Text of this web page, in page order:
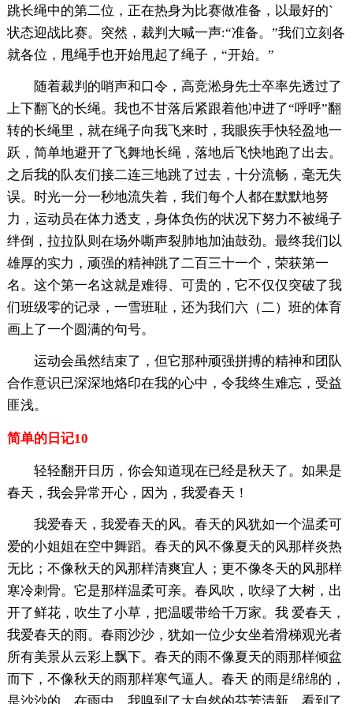
跳长绳中的第二位，正在热身为比赛做准备，以最好的`
状态迎战比赛。突然，裁判大喊一声:“准备。”我们立刻各
就各位，甩绳手也开始甩起了绳子，“开始。”
随着裁判的哨声和口令，高竞淞身先士卒率先透过了
上下翻飞的长绳。我也不甘落后紧跟着他冲进了“呼呼”翻
转的长绳里，就在绳子向我飞来时，我眼疾手快轻盈地一
跃，简单地避开了飞舞地长绳，落地后飞快地跑了出去。
之后我的队友们接二连三地跳了过去，十分流畅，毫无失
误。时光一分一秒地流失着，我们每个人都在默默地努
力，运动员在体力透支，身体负伤的状况下努力不被绳子
绊倒，拉拉队则在场外嘶声裂肺地加油鼓劲。最终我们以
雄厚的实力，顽强的精神跳了二百三十一个，荣获第一
名。这个第一名这就是难得、可贵的，它不仅仅突破了我
们班级零的记录，一雪班耻，还为我们六（二）班的体育
画上了一个圆满的句号。
运动会虽然结束了，但它那种顽强拼搏的精神和团队
合作意识已深深地烙印在我的心中，令我终生难忘，受益
匪浅。
简单的日记10
轻轻翻开日历，你会知道现在已经是秋天了。如果是
春天，我会异常开心，因为，我爱春天！
我爱春天，我爱春天的风。春天的风犹如一个温柔可
爱的小姐姐在空中舞蹈。春天的风不像夏天的风那样炎热
无比；不像秋天的风那样清爽宜人；更不像冬天的风那样
寒冷刺骨。它是那样温柔可亲。春风吹，吹绿了大树，出
开了鲜花，吹生了小草，把温暖带给千万家。我 爱春天，
我爱春天的雨。春雨沙沙，犹如一位少女坐着滑梯观光者
所有美景从云彩上飘下。春天的雨不像夏天的雨那样倾盆
而下，不像秋天的雨那样寒气逼人。春天 的雨是绵绵的，